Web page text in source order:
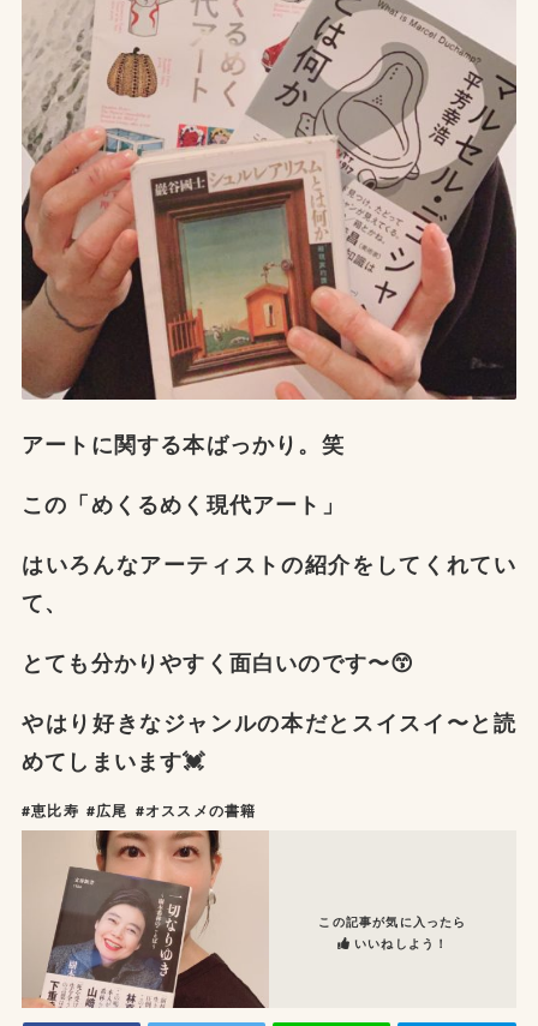
アートに関する本ばっかり。笑
この「めくるめく現代アート」
はいろんなアーティストの紹介をしてくれてい
て、
とても分かりやすく面白いのです〜😙
やはり好きなジャンルの本だとスイスイ〜と読
めてしまいます💓
#恵比寿 #広尾 #オススメの書籍
この記事が気に入ったら
いいねしよう！